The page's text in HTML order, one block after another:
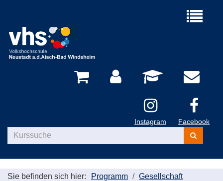
Menü
Instagram Facebook
Kurse
suchen
Sie befinden sich hier: Programm
Gesellschaft